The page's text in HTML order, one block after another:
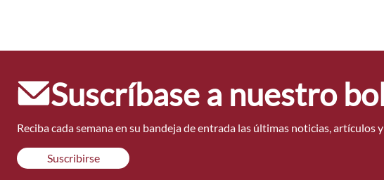
Suscríbase a nuestro
Reciba cada semana en su bandeja de entrada las últimas noticias, artículos
Suscribirse